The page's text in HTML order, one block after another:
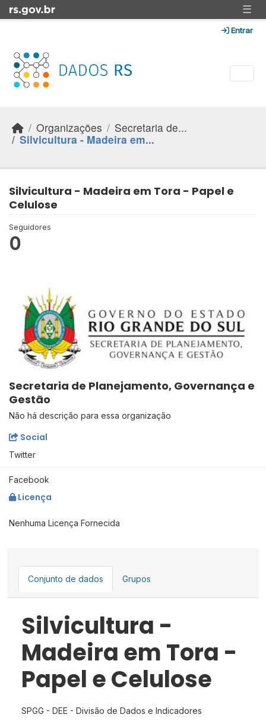
Skip to main content ☰
Entrar
Organizações
Secretaria de...
Silvicultura - Madeira em...
Silvicultura - Madeira em Tora - Papel e
Celulose
Seguidores
0
Secretaria de Planejamento, Governança e
Gestão
Não há descrição para essa organização
Social
Twitter
Facebook
Licença
Nenhuma Licença Fornecida
Conjunto de dados Grupos
Silvicultura -
Madeira em Tora -
Papel e Celulose
SPGG - DEE - Divisão de Dados e Indicadores